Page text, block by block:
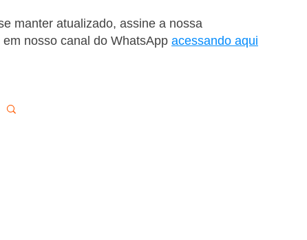
manter atualizado, assine a nossa
nosso canal do WhatsApp acessando aqui